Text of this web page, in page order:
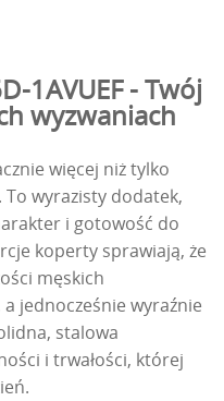
1AVUEF - Twój
wyzwaniach
więcej niż tylko
wyrazisty dodatek,
i gotowość do
koperty sprawiają, że
męskich
jednocześnie wyraźnie
stalowa
i trwałości, której